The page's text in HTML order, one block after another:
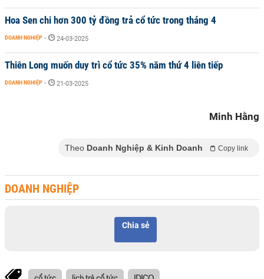
Hoa Sen chi hơn 300 tỷ đồng trả cổ tức trong tháng 4
DOANH NGHIỆP - 24-03-2025
Thiên Long muốn duy trì cổ tức 35% năm thứ 4 liên tiếp
DOANH NGHIỆP - 21-03-2025
Minh Hằng
Theo Doanh Nghiệp & Kinh Doanh Copy link
DOANH NGHIỆP
Chia sẻ